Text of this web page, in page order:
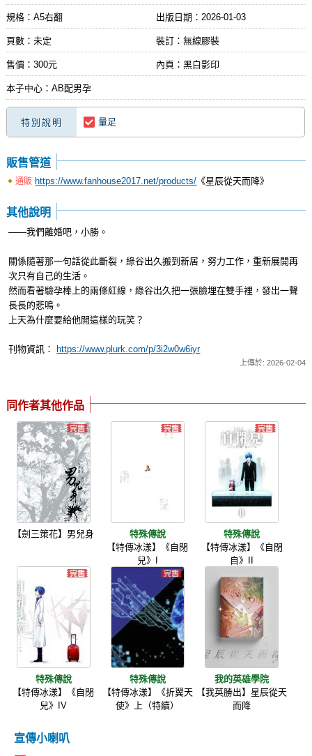
規格：A5右翻 出版日期： 2026-01-03
頁數：未定 裝訂：無線膠裝
售價：300元 內頁：黑白影印
本子中心：AB配男孕
特別說明 量足
販售管道
通販 https://www.fanhouse2017.net/products/ 《星辰從天而降》
其他說明
——我們離婚吧，小勝。
關係隨著那一句話從此斷裂，綠谷出久搬到新居，努力工作，重新展開再
次只有自己的生活。
然而看著驗孕棒上的兩條紅線，綠谷出久把一張臉埋在雙手裡，發出一聲
長長的悲鳴。
上天為什麼要給他開這樣的玩笑？
刊物資訊： https://www.plurk.com/p/3i2w0w6iyr
上傳於: 2026-02-04
同作者其他作品
【劍三策花】男兒身
特殊傳說
【特傳冰漾】《自閉
兒》I
特殊傳說
【特傳冰漾】《自閉
自》II
特殊傳說
【特傳冰漾】《自閉
兒》IV
特殊傳說
【特傳冰漾】《折翼天
使》上（特續）
我的英雄學院
【我英勝出】星辰從天
而降
宣傳小喇叭